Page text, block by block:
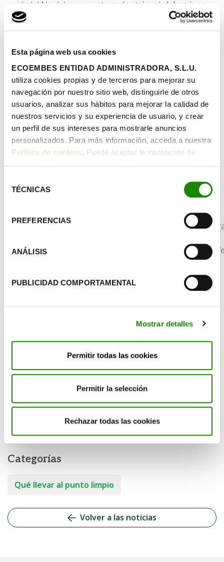
Esta página web usa cookies
ECOEMBES ENTIDAD ADMINISTRADORA, S.L.U.
utiliza cookies propias y de terceros para mejorar su
navegación por nuestro sitio web, distinguirle de otros
usuarios, analizar sus hábitos para mejorar la calidad de
nuestros servicios y su experiencia de usuario, y crear
un perfil de sus intereses para mostrarle anuncios
personalizados. Para más información, acceda a nuestra
Política de cookies. Puede aceptar la instalación de
botón “Configurar cookies”, o rechazar su instalación,
TÉCNICAS
PREFERENCIAS
ANÁLISIS
PUBLICIDAD COMPORTAMENTAL
Mostrar detalles
Permitir todas las cookies
Permitir la selección
Rechazar todas las cookies
¡cuidado! No deben ser entregados tal cual, deben ir en
un recipiente
o con un capuchón que faciliten su
transporte con seguridad y eviten lesiones.
Muchas farmacias o centros sanitarios disponen de
uno, las botellas de plástico o envases de vidrio también
pueden valerte.
¿Cómo es el proceso de
reciclado?
Para su desecho, se llevan a centros especializados que
http://www.oc.lm.ehu.es/fundamentos/fundamentos/
https://ladiabetesdemihija.wordpress.com/2012/10/23/
Categorías
Qué llevar al punto limpio
Volver a las noticias